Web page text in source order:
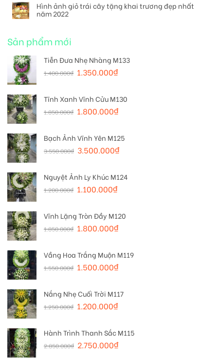
Hình ảnh giỏ trái cây tặng khai trương đẹp nhất
năm 2022
Sản phẩm mới
Tiễn Đưa Nhẹ Nhàng M133
1.400.000₫ 1.350.000₫
Tĩnh Xanh Vĩnh Cửu M130
1.850.000₫ 1.800.000₫
Bạch Ảnh Vĩnh Yên M125
3.550.000₫ 3.500.000₫
Nguyệt Ảnh Ly Khúc M124
1.200.000₫ 1.100.000₫
Vĩnh Lặng Tròn Đầy M120
1.850.000₫ 1.800.000₫
Vầng Hoa Trắng Muộn M119
1.550.000₫ 1.500.000₫
Nắng Nhẹ Cuối Trời M117
1.250.000₫ 1.200.000₫
Hành Trình Thanh Sắc M115
2.850.000₫ 2.750.000₫